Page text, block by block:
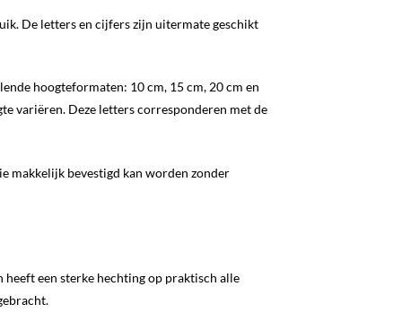
De letters en cijfers zijn uitermate geschikt
hoogteformaten: 10 cm, 15 cm, 20 cm en
variëren. Deze letters corresponderen met de
makkelijk bevestigd kan worden zonder
heeft een sterke hechting op praktisch alle